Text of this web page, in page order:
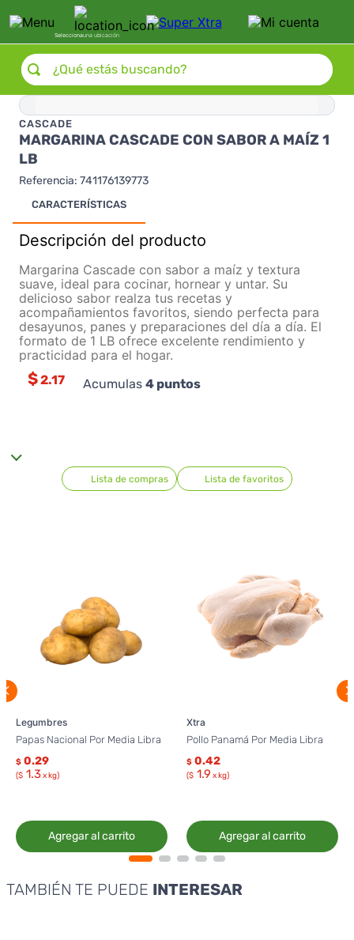
Seleccionauna ubicación
¿Qué estás buscando?
CASCADE
MARGARINA CASCADE CON SABOR A MAÍZ 1
LB
Referencia: 741176139773
CARACTERÍSTICAS
Descripción del producto
Margarina Cascade con sabor a maíz y textura
suave, ideal para cocinar, hornear y untar. Su
delicioso sabor realza tus recetas y
acompañamientos favoritos, siendo perfecta para
desayunos, panes y preparaciones del día a día. El
formato de 1 LB ofrece excelente rendimiento y
practicidad para el hogar.
$2.17 Acumulas 4puntos
Lista de compras Lista de favoritos
Legumbres
Papas Nacional Por Media Libra
$ 0.29
($ 1.3x kg)
Agregar al carrito
Xtra
Pollo Panamá Por Media Libra
$ 0.42
($ 1.9 x kg)
Agregar al carrito
TAMBIÉN TE PUEDE INTERESAR